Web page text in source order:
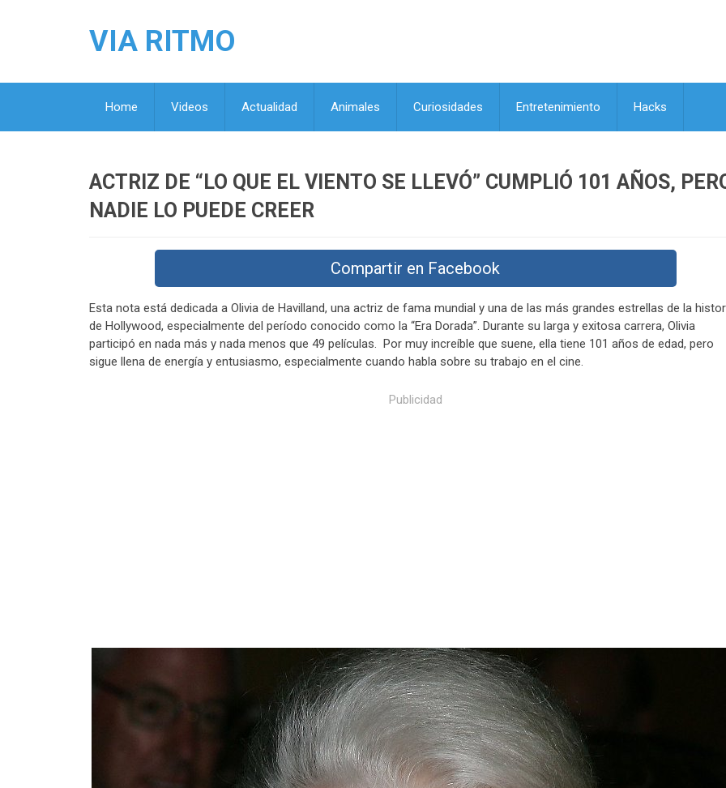
VIA RITMO
Home Videos Actualidad Animales Curiosidades Entretenimiento Hacks
ACTRIZ DE “LO QUE EL VIENTO SE LLEVÓ” CUMPLIÓ 101 AÑOS,
NADIE LO PUEDE CREER
Compartir en Facebook
Esta nota está dedicada a Olivia de Havilland, una actriz de fama mundial y una de las más grandes estrellas de la
de Hollywood, especialmente del período conocido como la “Era Dorada”. Durante su larga y exitosa carrera, Olivia
participó en nada más y nada menos que 49 películas. Por muy increíble que suene, ella tiene 101 años de edad, pero
sigue llena de energía y entusiasmo, especialmente cuando habla sobre su trabajo en el cine.
Publicidad